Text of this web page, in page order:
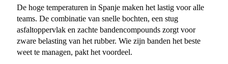
De hoge temperaturen in Spanje maken het lastig voor alle
teams. De combinatie van snelle bochten, een stug
asfaltoppervlak en zachte bandencompounds zorgt voor
zware belasting van het rubber. Wie zijn banden het beste
weet te managen, pakt het voordeel.